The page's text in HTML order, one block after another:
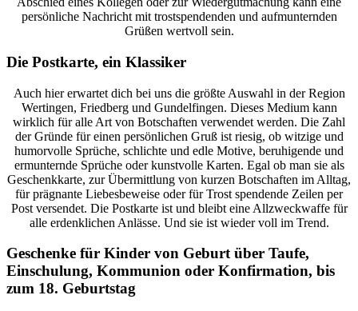
persönliche Nachricht mit trostspendenden und aufmunternden
Grüßen wertvoll sein.
Die Postkarte, ein Klassiker
Auch hier erwartet dich bei uns die größte Auswahl in der Region
Wertingen, Friedberg und Gundelfingen. Dieses Medium kann
wirklich für alle Art von Botschaften verwendet werden. Die Zahl
der Gründe für einen persönlichen Gruß ist riesig, ob witzige und
humorvolle Sprüche, schlichte und edle Motive, beruhigende und
ermunternde Sprüche oder kunstvolle Karten. Egal ob man sie als
Geschenkkarte, zur Übermittlung von kurzen Botschaften im Alltag,
für prägnante Liebesbeweise oder für Trost spendende Zeilen per
Post versendet. Die Postkarte ist und bleibt eine Allzweckwaffe für
alle erdenklichen Anlässe. Und sie ist wieder voll im Trend.
Geschenke für Kinder von Geburt über Taufe,
Einschulung, Kommunion oder Konfirmation, bis
zum 18. Geburtstag